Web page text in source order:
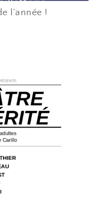
l`année !